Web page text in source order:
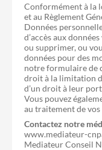
Conformément à la
et au Règlement
Données
d’accès aux
ou supprimer, ou
données pour des
notre formulaire de
droit à la limitation
d’un droit à leur
Vous pouvez
au traitement de vos
Contactez notre
www.mediateur-
Mediateur Conseil